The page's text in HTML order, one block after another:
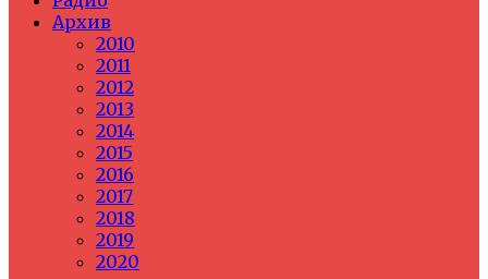
Архив
2010
2011
2012
2013
2014
2015
2016
2017
2018
2019
2020